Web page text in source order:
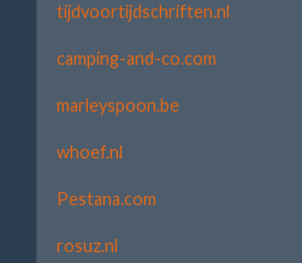
tijdvoortijdschriften.nl
camping-and-co.com
marleyspoon.be
whoef.nl
Pestana.com
rosuz.nl